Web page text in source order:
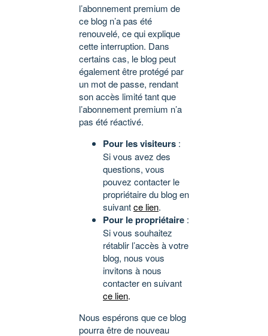
l’abonnement premium de
ce blog n’a pas été
renouvelé, ce qui explique
cette interruption. Dans
certains cas, le blog peut
également être protégé par
un mot de passe, rendant
son accès limité tant que
l’abonnement premium n’a
pas été réactivé.
Pour les visiteurs :
Si vous avez des
questions, vous
pouvez contacter le
propriétaire du blog en
suivantce lien.
Pour le propriétaire :
Si vous souhaitez
rétablir l’accès à votre
blog, nous vous
invitons à nous
contacter en suivant
ce lien.
Nous espérons que ce blog
pourra être de nouveau